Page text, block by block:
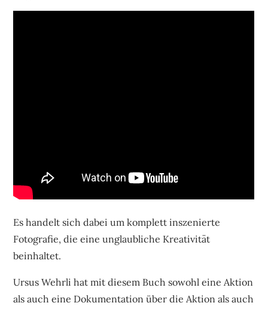
Es handelt sich dabei um komplett inszenierte
Fotografie, die eine unglaubliche Kreativität
beinhaltet.
Ursus Wehrli hat mit diesem Buch sowohl eine Aktion
als auch eine Dokumentation über die Aktion als auch